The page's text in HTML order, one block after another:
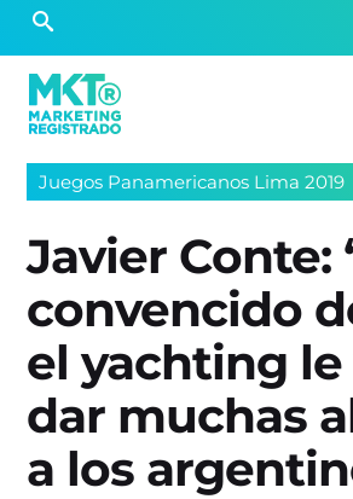
Juegos Panamericanos Lima 2019
Javier Conte:
convencido
el yachting le
dar muchas
a los